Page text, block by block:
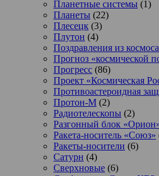
Планетные системы (1)
Планеты (22)
Плесецк (3)
Плутон (4)
Поздравления из космоса
Прогноз «космической
Прогресс (86)
Проект «Космическая
Противоастероидная
Протон-М (2)
Радиотелескопы (2)
Разгонный блок
Ракета-носитель «Союз»
Ракеты-носители (6)
Сатурн (4)
Сверхновые (6)